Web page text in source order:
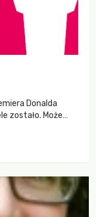
Donalda
zostało. Może